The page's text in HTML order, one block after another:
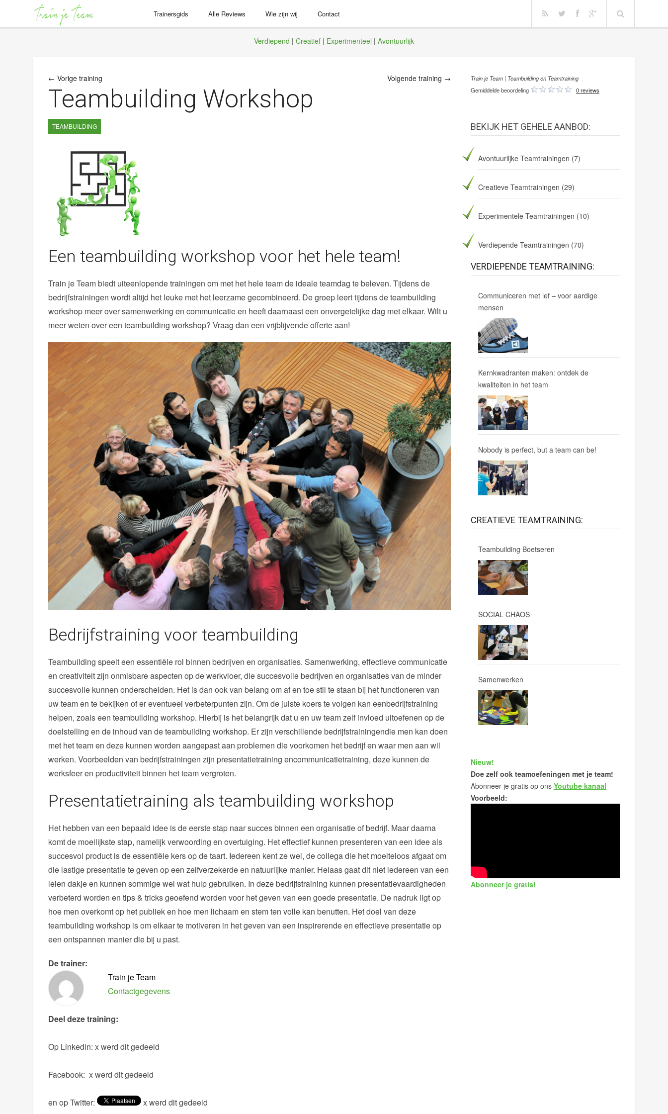
Trainersgids Alle Reviews Wie zijn wij Contact
Verdiepend | Creatief | Experimenteel | Avontuurlijk
Train je Team | Teambuilding en Teamtraining
Gemiddelde beoordeling
0 reviews
BEKIJK HET GEHELE AANBOD:
Avontuurlijke Teamtrainingen (7)
Creatieve Teamtrainingen (29)
Experimentele Teamtrainingen (10)
Verdiepende Teamtrainingen (70)
VERDIEPENDE TEAMTRAINING:
Communiceren met lef – voor aardige
mensen
Kernkwadranten maken: ontdek de
kwaliteiten in het team
Nobody is perfect, but a team can be!
CREATIEVE TEAMTRAINING:
Teambuilding Boetseren
SOCIAL CHAOS
Samenwerken
Nieuw!
Doe zelf ook teamoefeningen met je team!
Abonneer je gratis op ons Youtube kanaal
Voorbeeld:
Abonneer je gratis!
← Vorige training Volgende training →
Teambuilding Workshop
TEAMBUILDING
Een teambuilding workshop voor het hele team!
Train je Team biedt uiteenlopende trainingen om met het hele team de ideale teamdag te beleven. Tijdens de
bedrijfstrainingen wordt altijd het leuke met het leerzame gecombineerd. De groep leert tijdens de teambuilding
workshop meer over samenwerking en communicatie en heeft daarnaast een onvergetelijke dag met elkaar. Wilt u
meer weten over een teambuilding workshop? Vraag dan een vrijblijvende offerte aan!
Bedrijfstraining voor teambuilding
Teambuilding speelt een essentiële rol binnen bedrijven en organisaties. Samenwerking, effectieve communicatie
en creativiteit zijn onmisbare aspecten op de werkvloer, die succesvolle bedrijven en organisaties van de minder
succesvolle kunnen onderscheiden. Het is dan ook van belang om af en toe stil te staan bij het functioneren van
uw team en te bekijken of er eventueel verbeterpunten zijn. Om de juiste koers te volgen kan eenbedrijfstraining
helpen, zoals een teambuilding workshop. Hierbij is het belangrijk dat u en uw team zelf invloed uitoefenen op de
doelstelling en de inhoud van de teambuilding workshop. Er zijn verschillende bedrijfstrainingendie men kan doen
met het team en deze kunnen worden aangepast aan problemen die voorkomen het bedrijf en waar men aan wil
werken. Voorbeelden van bedrijfstrainingen zijn presentatietraining encommunicatietraining, deze kunnen de
werksfeer en productiviteit binnen het team vergroten.
Presentatietraining als teambuilding workshop
Het hebben van een bepaald idee is de eerste stap naar succes binnen een organisatie of bedrijf. Maar daarna
komt de moeilijkste stap, namelijk verwoording en overtuiging. Het effectief kunnen presenteren van een idee als
succesvol product is de essentiële kers op de taart. Iedereen kent ze wel, de collega die het moeiteloos afgaat om
die lastige presentatie te geven op een zelfverzekerde en natuurlijke manier. Helaas gaat dit niet iedereen van een
leien dakje en kunnen sommige wel wat hulp gebruiken. In deze bedrijfstraining kunnen presentatievaardigheden
verbeterd worden en tips & tricks geoefend worden voor het geven van een goede presentatie. De nadruk ligt op
hoe men overkomt op het publiek en hoe men lichaam en stem ten volle kan benutten. Het doel van deze
teambuilding workshop is om elkaar te motiveren in het geven van een inspirerende en effectieve presentatie op
een ontspannen manier die bij u past.
De trainer:
Train je Team
Contactgegevens
Deel deze training:
Op Linkedin:x werd dit gedeeld
Facebook: x werd dit gedeeld
en op Twitter: x werd dit gedeeld